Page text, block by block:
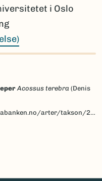
i Oslo
Acossus terebra (Denis
arter/takson/28865/beskrivelse